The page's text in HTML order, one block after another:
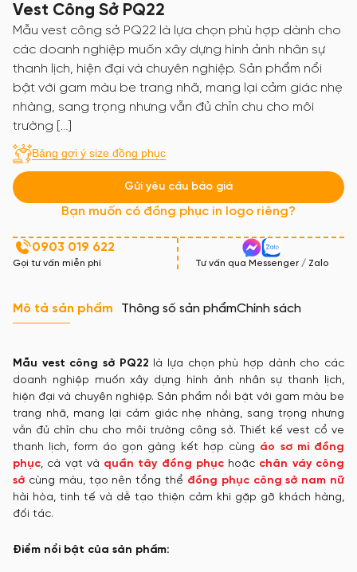
Vest Công Sở PQ22
Mẫu vest công sở PQ22 là lựa chọn phù hợp dành cho
các doanh nghiệp muốn xây dựng hình ảnh nhân sự
thanh lịch, hiện đại và chuyên nghiệp. Sản phẩm nổi
bật với gam màu be trang nhã, mang lại cảm giác nhẹ
nhàng, sang trọng nhưng vẫn đủ chỉn chu cho môi
trường […]
Bảng gợi ý size đồng phục
Gửi yêu cầu báo giá
Bạn muốn có đồng phục in logo riêng?
0903 019 622
Gọi tư vấn miễn phí Tư vấn qua Messenger / Zalo
Mô tả sản phẩm Thông số sản phẩmChính sách
Mẫu vest công sở PQ22 là lựa chọn phù hợp dành cho các
doanh nghiệp muốn xây dựng hình ảnh nhân sự thanh lịch,
hiện đại và chuyên nghiệp. Sản phẩm nổi bật với gam màu be
trang nhã, mang lại cảm giác nhẹ nhàng, sang trọng nhưng
vẫn đủ chỉn chu cho môi trường công sở. Thiết kế vest cổ ve
thanh lịch, form áo gọn gàng kết hợp cùng áo sơ mi đồng
phục, cà vạt và quần tây đồng phụchoặc chân váy công
sở cùng màu, tạo nên tổng thể đồng phục công sở nam nữ
hài hòa, tinh tế và dễ tạo thiện cảm khi gặp gỡ khách hàng,
đối tác.
Điểm nổi bật của sản phẩm: